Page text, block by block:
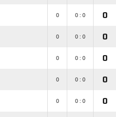
0 0 : 0 0
0 0 : 0 0
0 0 : 0 0
0 0 : 0 0
0 0 : 0 0